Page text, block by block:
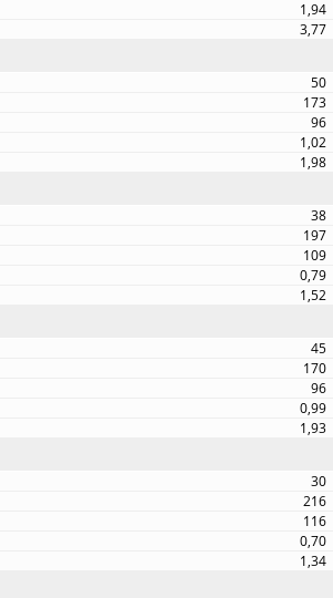
1,94
3,77
50
173
96
1,02
1,98
38
197
109
0,79
1,52
45
170
96
0,99
1,93
30
216
116
0,70
1,34